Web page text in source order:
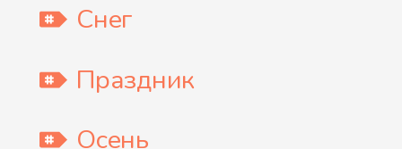
Снег
Праздник
Осень